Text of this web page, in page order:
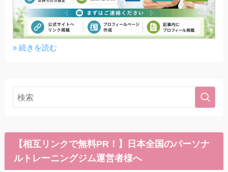
» 続きを読む
【相互リンクで無料PR！】日本全国のパーソナ
ルトレーニングジム運営者様へ